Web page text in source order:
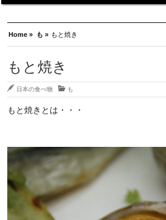
Home » も » もと焼き
もと焼き
日本の食べ物 も
もと焼きとは・・・